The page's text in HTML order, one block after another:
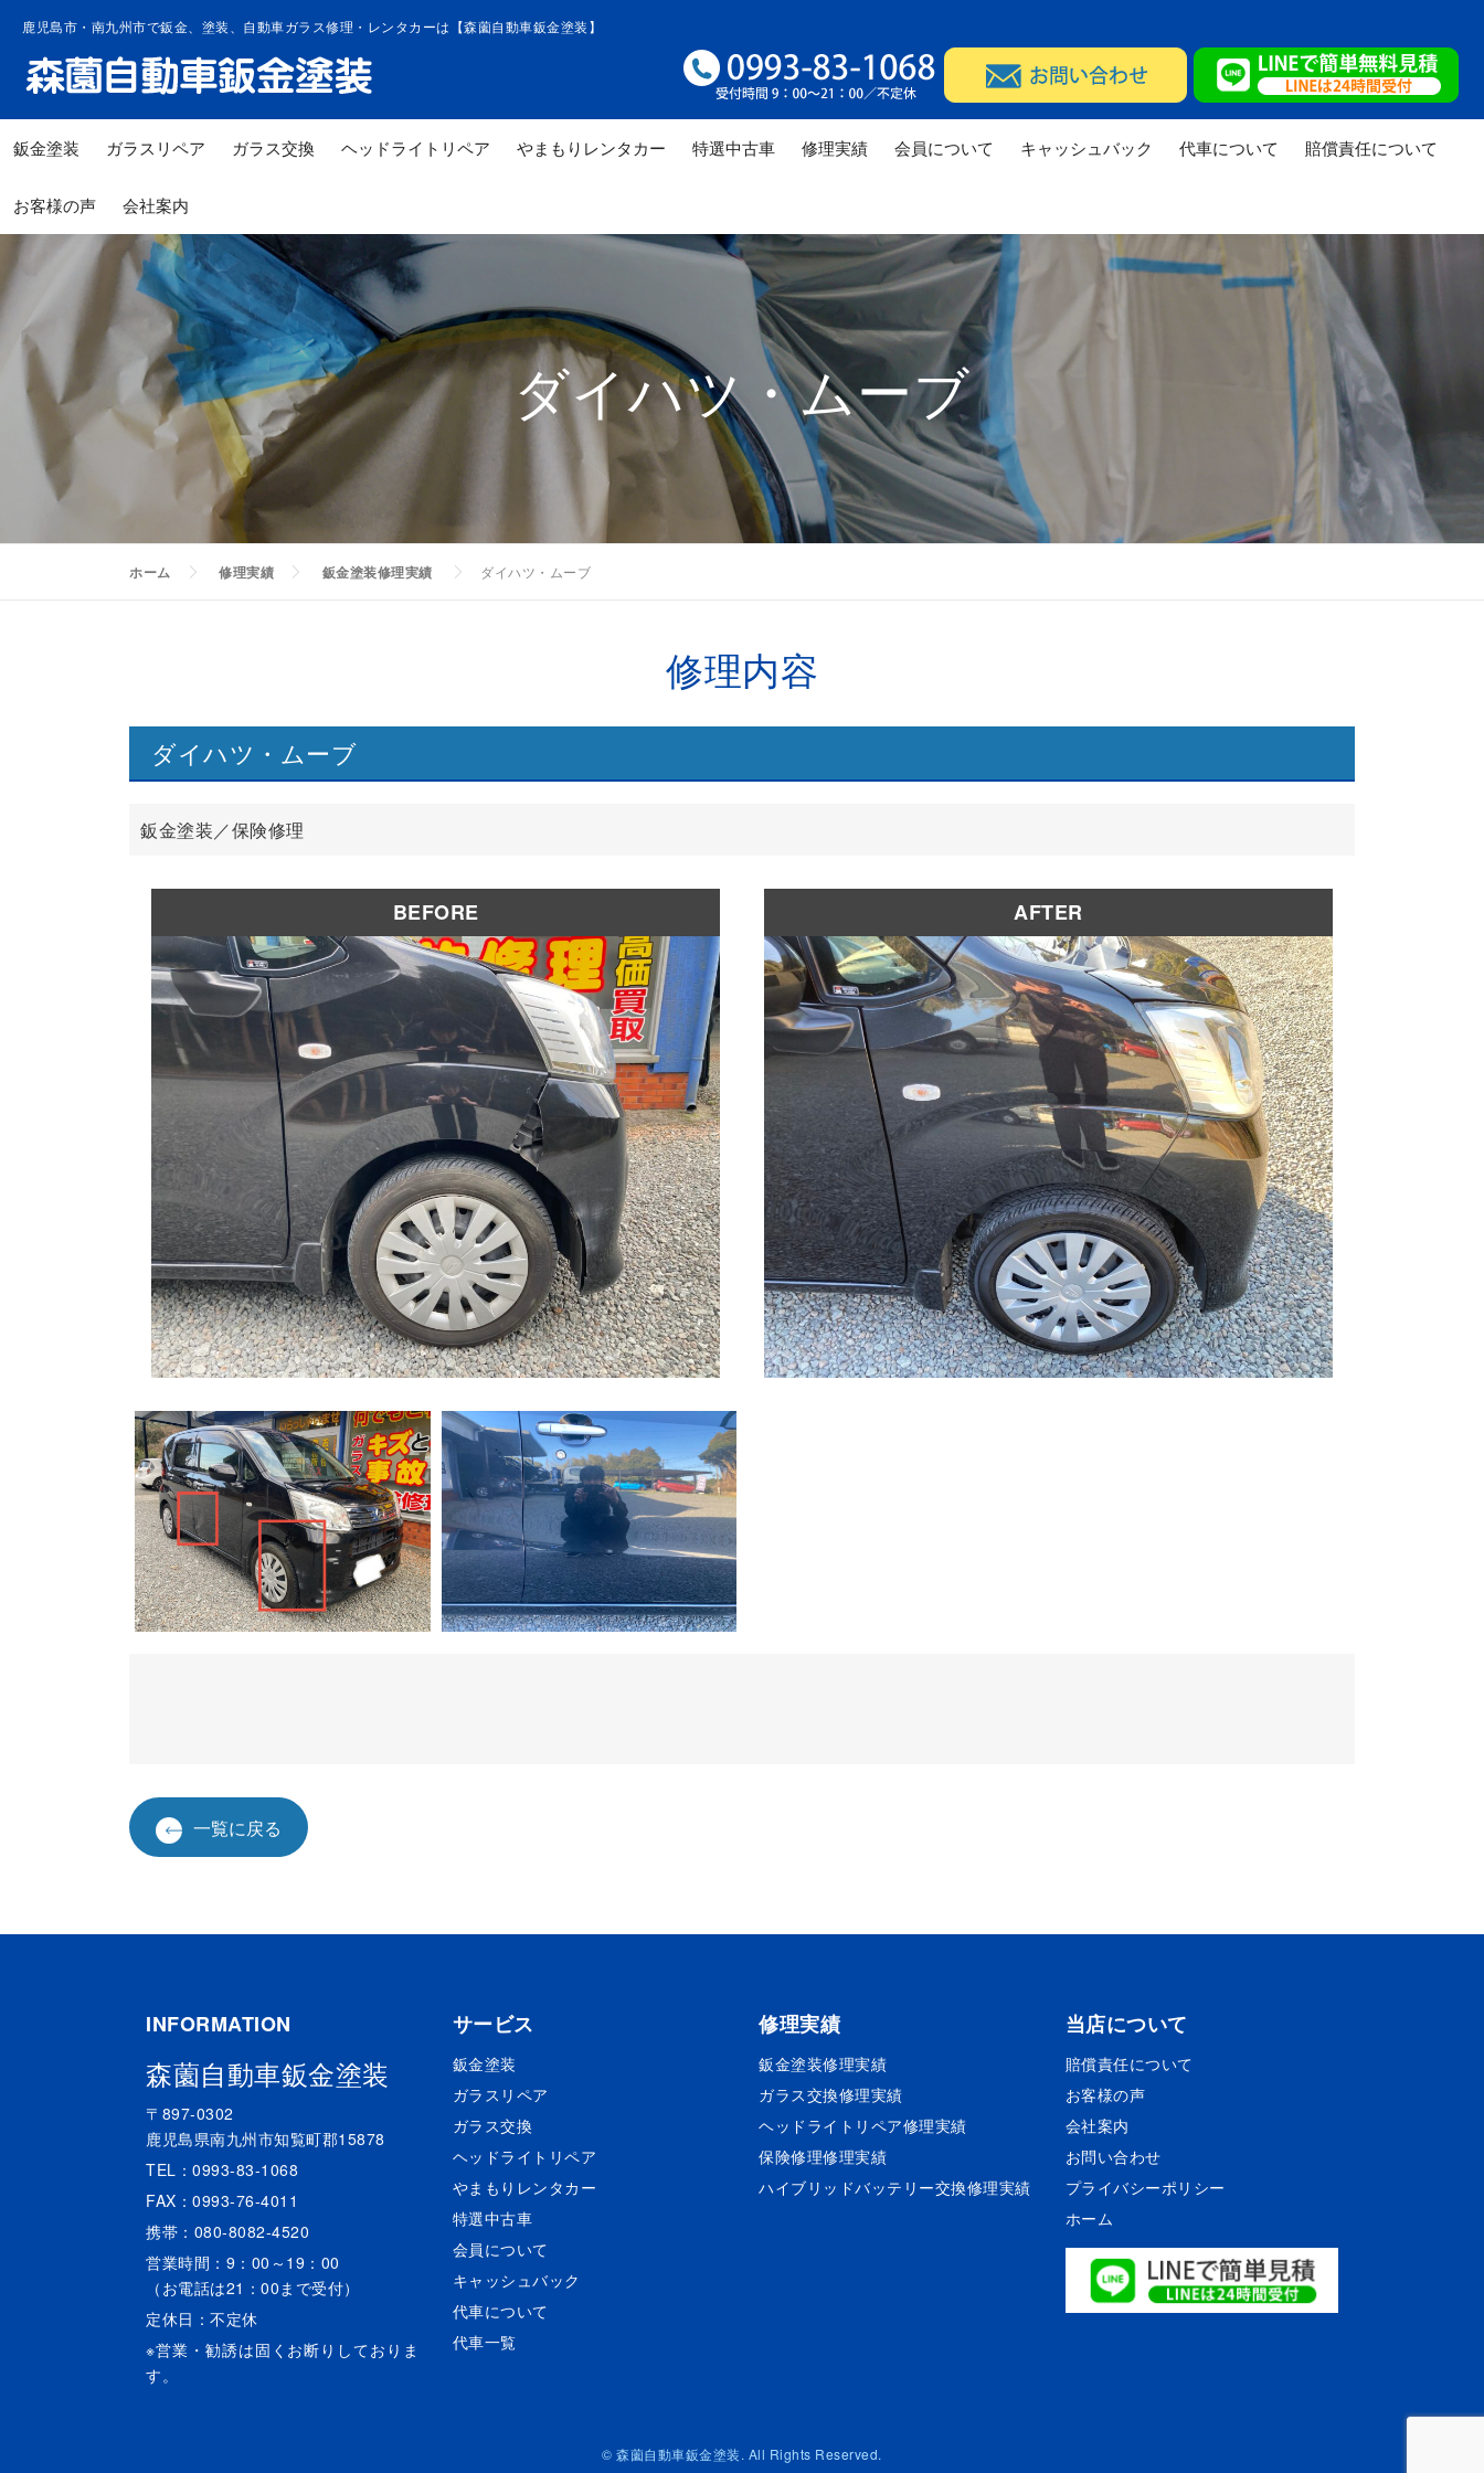
へ
キ
プ
鹿児島市・南九州市で鈑金、塗装、自動車ガラス修理・レンタカーは【森薗自動車鈑金塗装】
鈑金塗装 ガラスリペア ガラス交換 ヘッドライトリペア やまもりレンタカー 特選中古車 修理実績
修理実績
修理実績
修理実績
修理実績
会員について キャッシュバック 代車について 賠償責任について
お客様の声 会社案内
ダイハツ・ムーブ
ホーム 修理実績 鈑金塗装修理実績 ダイハツ・ムーブ
修理内容
ダイハツ・ムーブ
鈑金塗装／保険修理
BEFORE AFTER
一覧に戻る
INFORMATION
森薗自動車鈑金塗装
〒897-0302
鹿児島県南九州市知覧町郡15878
TEL：0993-83-1068
FAX：0993-76-4011
携帯：080-8082-4520
営業時間：9：00～19：00
（お電話は21：00まで受付）
定休日：不定休
※営業・勧誘は固くお断りしておりま
す。
サービス
鈑金塗装
ガラスリペア
ガラス交換
ヘッドライトリペア
やまもりレンタカー
特選中古車
会員について
キャッシュバック
代車について
代車一覧
修理実績
鈑金塗装修理実績
ガラス交換修理実績
ヘッドライトリペア修理実績
保険修理修理実績
ハイブリッドバッテリー交換修理実績
当店について
賠償責任について
お客様の声
会社案内
お問い合わせ
プライバシーポリシー
ホーム
© 森薗自動車鈑金塗装. All Rights Reserved.